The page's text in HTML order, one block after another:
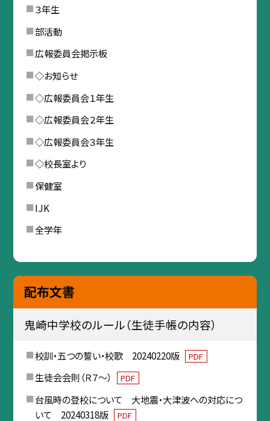
３年生
部活動
広報委員会掲示板
◇お知らせ
◇広報委員会１年生
◇広報委員会２年生
◇広報委員会３年生
◇校長室より
保健室
IJK
全学年
配布文書
鬼崎中学校のルール（生徒手帳の内容）
校訓・五つの誓い・校歌 20240220版 PDF
生徒会会則（Ｒ７～） PDF
台風時の登校について 大地震・大津波への対応につ
いて 20240318版
PDF